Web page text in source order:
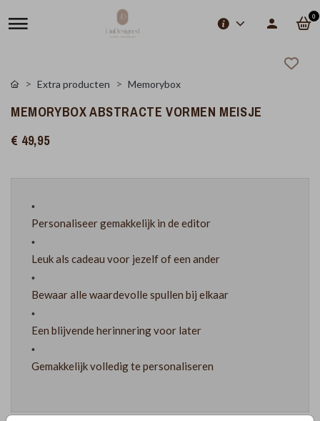
0
Extra producten Memorybox
MEMORYBOX ABSTRACTE VORMEN MEISJE
€ 49,95
Personaliseer gemakkelijk in de editor
Leuk als cadeau voor jezelf of een ander
Bewaar alle waardevolle spullen bij elkaar
Een blijvende herinnering voor later
Gemakkelijk volledig te personaliseren